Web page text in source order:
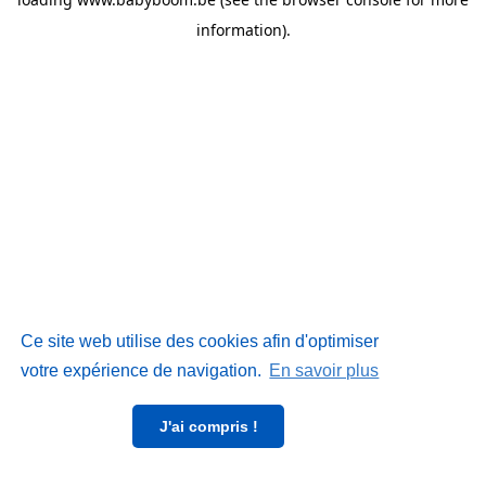
Ce site web utilise des cookies afin d'optimiser
votre expérience de navigation. En savoir plus
J'ai compris !
information).